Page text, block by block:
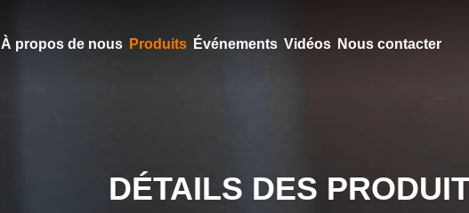
À propos de nous Produits Événements Vidéos Nous contacter
DÉTAILS DES